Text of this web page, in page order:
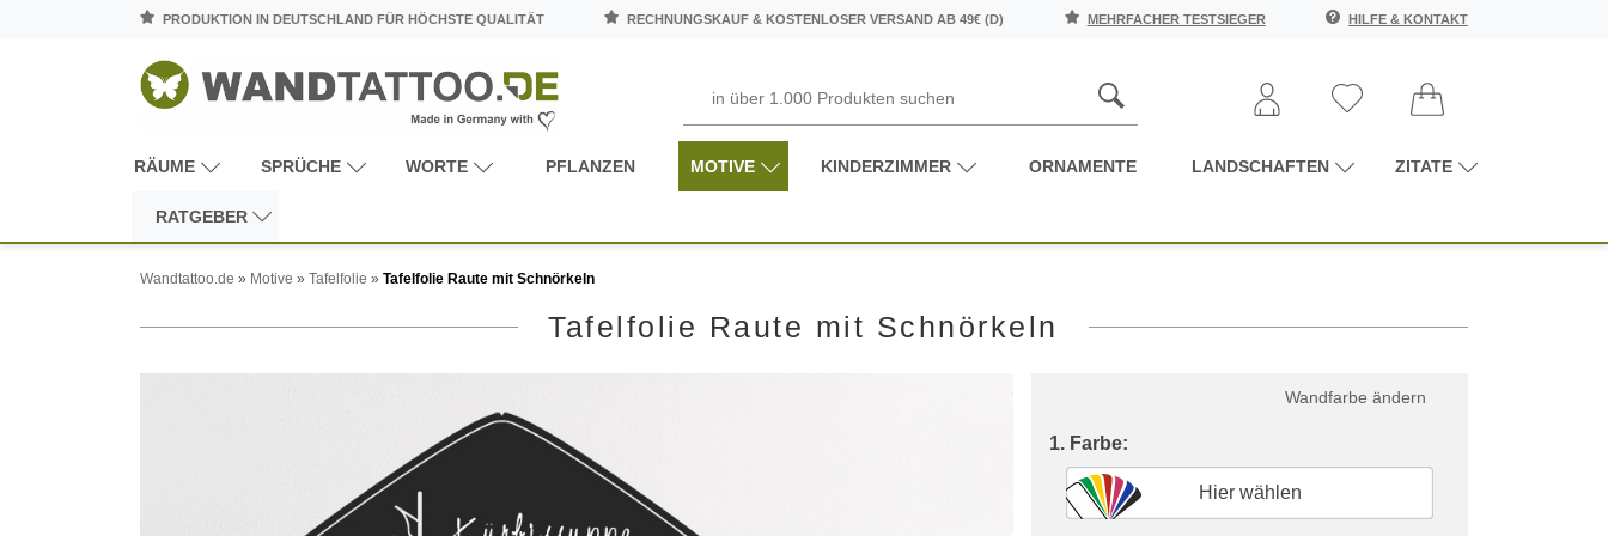
PRODUKTION IN DEUTSCHLAND FÜR HÖCHSTE QUALITÄT RECHNUNGSKAUF & KOSTENLOSER VERSAND AB 49€ (D) MEHRFACHER TESTSIEGER HILFE & KONTAKT
RÄUME SPRÜCHE WORTE PFLANZEN MOTIVE KINDERZIMMER ORNAMENTE LANDSCHAFTEN ZITATE
RATGEBER
Wandtattoo.de » Motive » Tafelfolie » Tafelfolie Raute mit Schnörkeln
Tafelfolie Raute mit Schnörkeln
Wandfarbe ändern
1. Farbe:
Hier wählen